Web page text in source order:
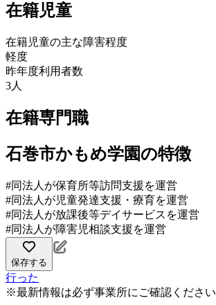
在籍児童
在籍児童の主な障害程度
軽度
昨年度利用者数
3人
在籍専門職
石巻市かもめ学園の特徴
#同法人が保育所等訪問支援を運営
#同法人が児童発達支援・療育を運営
#同法人が放課後等デイサービスを運営
#同法人が障害児相談支援を運営
保存する
行った
※最新情報は必ず事業所にご確認ください